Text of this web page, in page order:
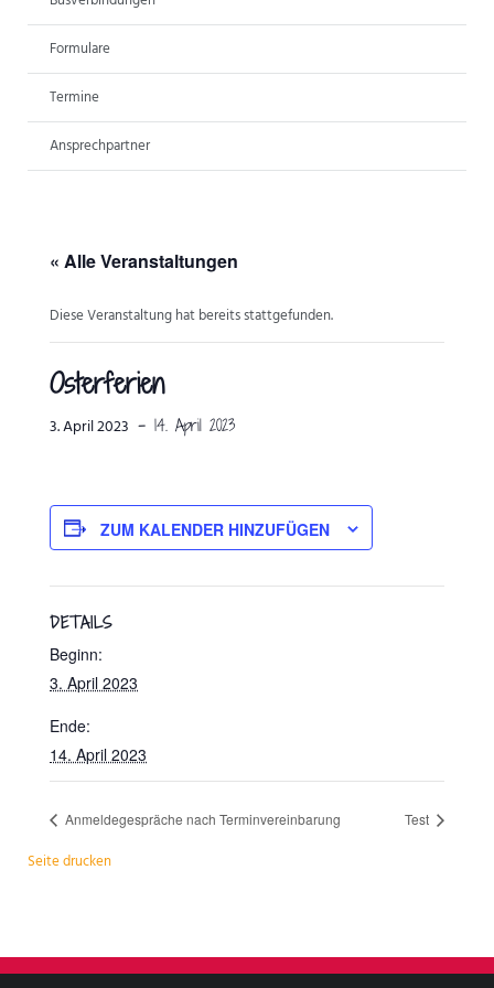
ANSPRECHPARTNER
Formulare
Termine
Ansprechpartner
« Alle Veranstaltungen
Diese Veranstaltung hat bereits stattgefunden.
Osterferien
3. April 2023 - 14. April 2023
ZUM KALENDER HINZUFÜGEN
DETAILS
Beginn:
3. April 2023
Ende:
14. April 2023
Anmeldegespräche nach Terminvereinbarung Test
Seite drucken